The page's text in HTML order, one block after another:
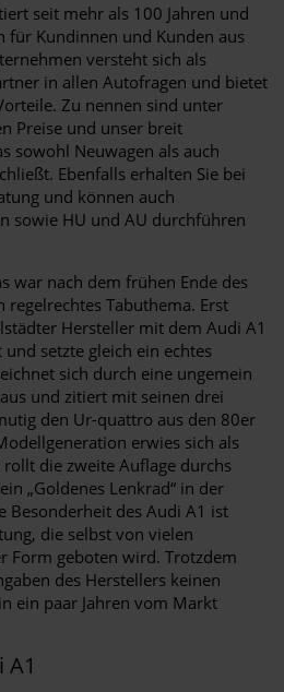
seit mehr als 100 Jahren und
für Kundinnen und Kunden aus
versteht sich als
in allen Autofragen und bietet
Zu nennen sind unter
Preise und unser breit
sowohl Neuwagen als auch
Ebenfalls erhalten Sie bei
und können auch
sowie HU und AU durchführen
war nach dem frühen Ende des
regelrechtes Tabuthema. Erst
Hersteller mit dem Audi A1
setzte gleich ein echtes
sich durch eine ungemein
und zitiert mit seinen drei
den Ur-quattro aus den 80er
erwies sich als
die zweite Auflage durchs
„Goldenes Lenkrad“ in der
Besonderheit des Audi A1 ist
die selbst von vielen
Form geboten wird. Trotzdem
des Herstellers keinen
ein paar Jahren vom Markt